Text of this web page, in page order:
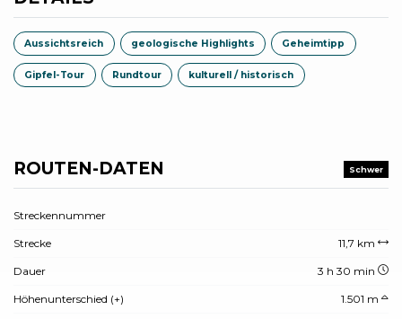
Aussichtsreich geologische Highlights Geheimtipp
Gipfel-Tour Rundtour kulturell / historisch
ROUTEN-DATEN Schwer
Streckennummer
Strecke 11,7 km
Dauer 3 h 30 min
Höhenunterschied (+) 1.501 m